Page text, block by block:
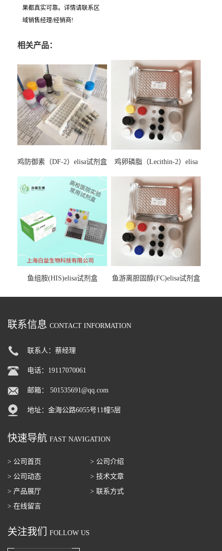
果都真实可靠。详情请联系区
域销售经理/经销商!
相关产品：
鸡防御素（DF-2）elisa试剂盒
鸡卵磷脂（Lecithin-2）elisa
鱼组胺(HIS)elisa试剂盒 鱼游离胆固醇(FC)elisa试剂盒
联系信息 CONTACT INFORMATION
联系人：蔡经理
电话：19117070061
邮箱： 501535691@qq.com
地址：金海公路6055号11幢5层
快速导航 FAST NAVIGATION
> 公司首页
> 公司介绍
> 公司动态
> 技术文章
> 产品展厅
> 联系方式
> 在线留言
关注我们 FOLLOW US